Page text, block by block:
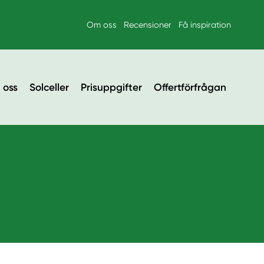
Om oss Recensioner Få inspiration
oss Solceller Prisuppgifter Offertförfrågan